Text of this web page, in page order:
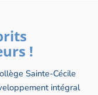
!
Sainte-Cécile
intégral